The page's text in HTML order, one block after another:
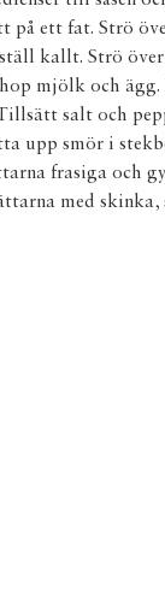
på ett fat. Strö
kallt. Strö
mjölk och
salt och
upp smör i
frasiga och
med skinka,